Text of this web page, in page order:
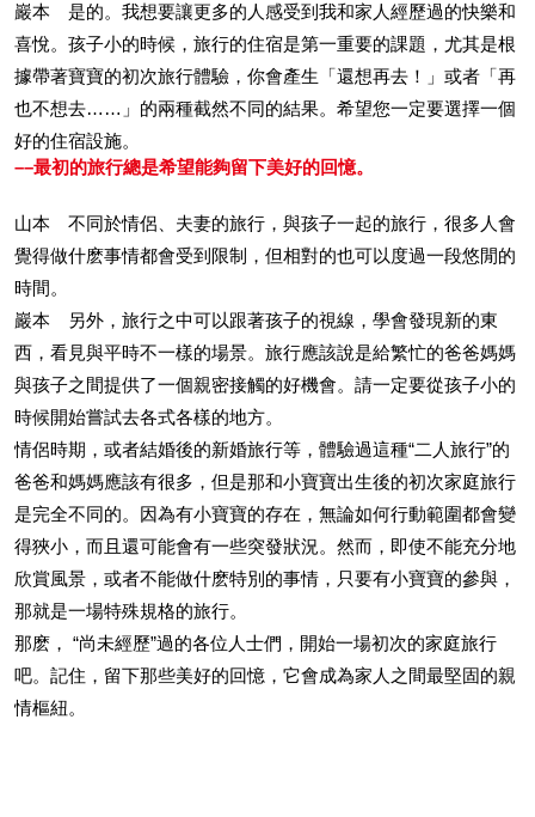
巖本 是的。我想要讓更多的人感受到我和家人經歷過的快樂和
喜悅。孩子小的時候，旅行的住宿是第一重要的課題，尤其是根
據帶著寶寶的初次旅行體驗，你會產生「還想再去！」或者「再
也不想去……」的兩種截然不同的結果。希望您一定要選擇一個
好的住宿設施。
––最初的旅行總是希望能夠留下美好的回憶。
山本 不同於情侶、夫妻的旅行，與孩子一起的旅行，很多人會
覺得做什麽事情都會受到限制，但相對的也可以度過一段悠閒的
時間。
巖本 另外，旅行之中可以跟著孩子的視線，學會發現新的東
西，看見與平時不一樣的場景。旅行應該說是給繁忙的爸爸媽媽
與孩子之間提供了一個親密接觸的好機會。請一定要從孩子小的
時候開始嘗試去各式各樣的地方。
情侶時期，或者結婚後的新婚旅行等，體驗過這種“二人旅行”的
爸爸和媽媽應該有很多，但是那和小寶寶出生後的初次家庭旅行
是完全不同的。因為有小寶寶的存在，無論如何行動範圍都會變
得狹小，而且還可能會有一些突發狀況。然而，即使不能充分地
欣賞風景，或者不能做什麽特別的事情，只要有小寶寶的參與，
那就是一場特殊規格的旅行。
那麽， “尚未經歷”過的各位人士們，開始一場初次的家庭旅行
吧。記住，留下那些美好的回憶，它會成為家人之間最堅固的親
情樞紐。